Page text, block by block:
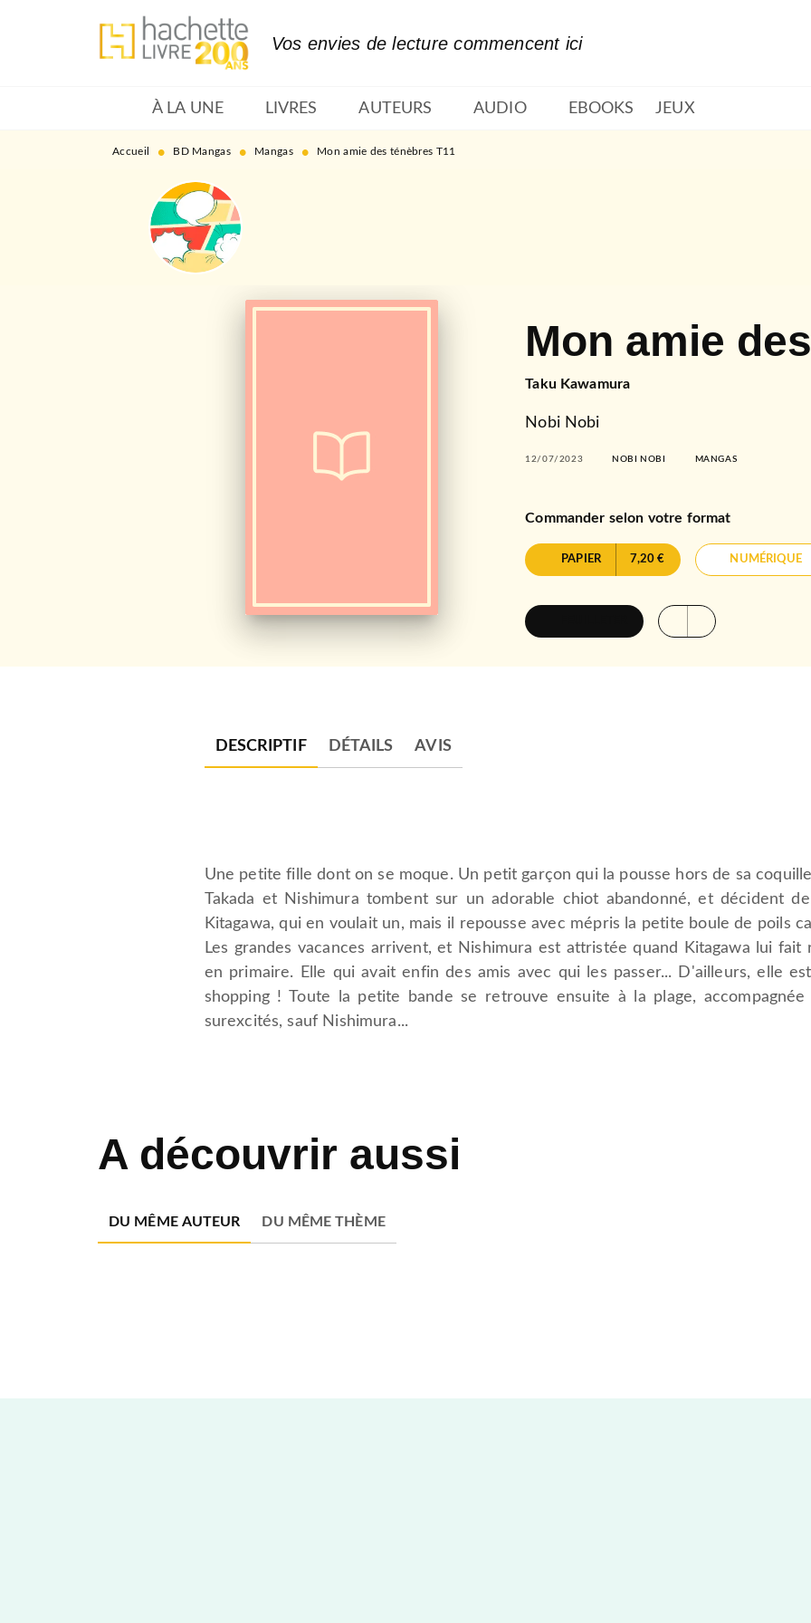
MENU RECHERCHE
Vos envies de lecture commencent ici
À LA UNE LIVRES AUTEURS AUDIO EBOOKS JEUX
Accueil • BD Mangas • Mangas • Mon amie des ténèbres T11
Mon amie
Taku Kawamura
Nobi Nobi
12/07/2023 NOBI NOBI MANGAS
Commander selon votre format
PAPIER 7,20 € NUMÉRIQUE
DESCRIPTIF DÉTAILS AVIS
Une petite fille dont on se moque. Un petit garçon qui la pousse hors de sa
Takada et Nishimura tombent sur un adorable chiot abandonné, et décident
Kitagawa, qui en voulait un, mais il repousse avec mépris la petite boule de poils
Les grandes vacances arrivent, et Nishimura est attristée quand Kitagawa lui
en primaire. Elle qui avait enfin des amis avec qui les passer... D'ailleurs, elle
shopping ! Toute la petite bande se retrouve ensuite à la plage,
surexcités, sauf Nishimura...
A découvrir aussi
DU MÊME AUTEUR DU MÊME THÈME